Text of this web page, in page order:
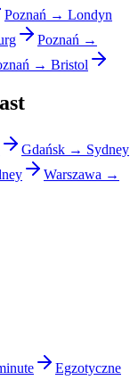
Poznań → Londyn
Poznań →
→ Bristol
Gdańsk → Sydney
Warszawa →
Egzotyczne